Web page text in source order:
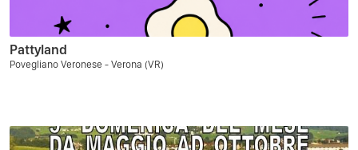
Pattyland
Povegliano Veronese - Verona (VR)